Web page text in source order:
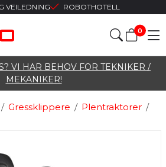
VEILEDNING ROBOTHOTELL
0
VI HAR BEHOV FOR TEKNIKER /
MEKANIKER!
/ /
Gressklippere /
Plentraktorer